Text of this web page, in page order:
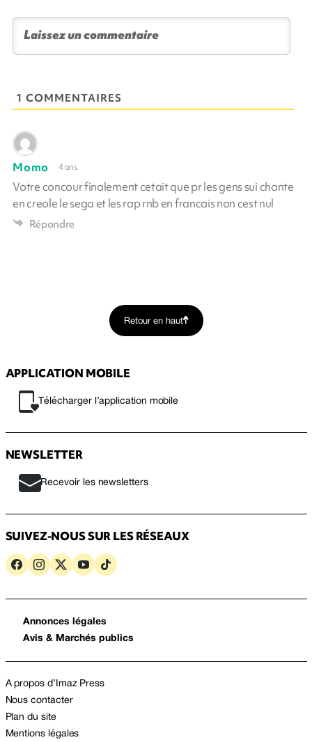
1 COMMENTAIRES
Momo 4 ans
Votre concour finalement cetait que pr les gens sui chante
en creole le sega et les rap rnb en francais non cest nul
Répondre
Retour en haut
APPLICATION MOBILE
Télécharger l’application mobile
NEWSLETTER
Recevoir les newsletters
SUIVEZ-NOUS SUR LES RÉSEAUX
Annonces légales
Avis & Marchés publics
A propos d’Imaz Press
Nous contacter
Plan du site
Mentions légales